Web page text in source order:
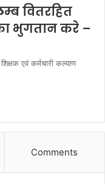
वितरहित
भुगतान करे –
एवं कर्मचारी कल्याण
Comments